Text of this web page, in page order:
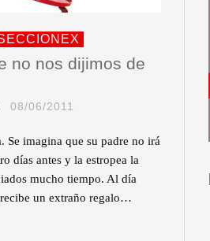
no nos dijimos de
08/06/2011
Se imagina que su padre no irá
días antes y la estropea la
mucho tiempo. Al día
un extraño regalo…